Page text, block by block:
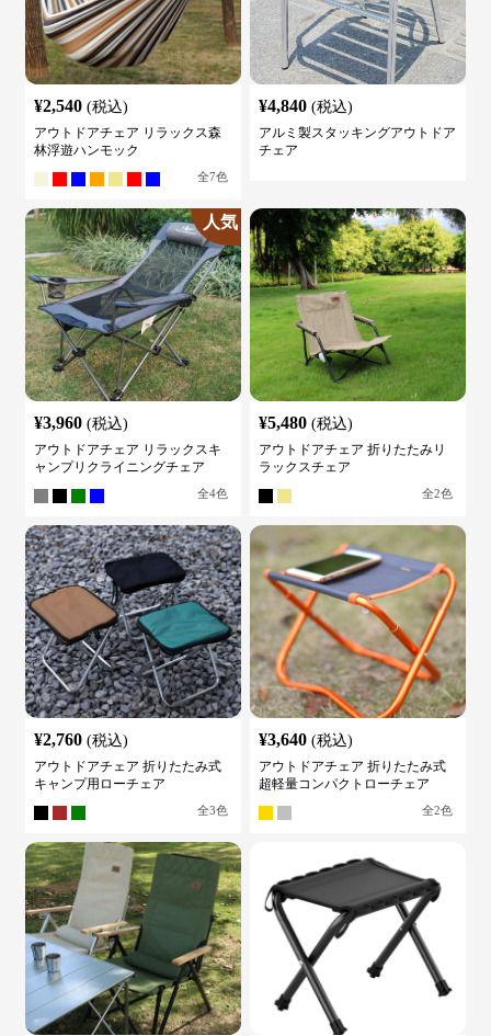
¥2,540 (税込)
アウトドアチェア リラックス森
林浮遊ハンモック
全7色
¥4,840 (税込)
アルミ製スタッキングアウトドア
チェア
人気
¥3,960 (税込)
アウトドアチェア リラックスキ
ャンプリクライニングチェア
全4色
¥5,480 (税込)
アウトドアチェア 折りたたみリ
ラックスチェア
全2色
¥2,760 (税込)
アウトドアチェア 折りたたみ式
キャンプ用ローチェア
全3色
¥3,640 (税込)
アウトドアチェア 折りたたみ式
超軽量コンパクトローチェア
全2色